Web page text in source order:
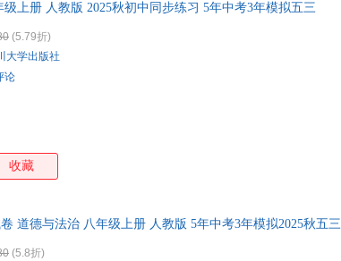
上册 人教版 2025秋初中同步练习 5年中考3年模拟五三
(5.79折)
论
大学出版社
收藏
道德与法治 八年级上册 人教版 5年中考3年模拟2025秋五三
(5.8折)